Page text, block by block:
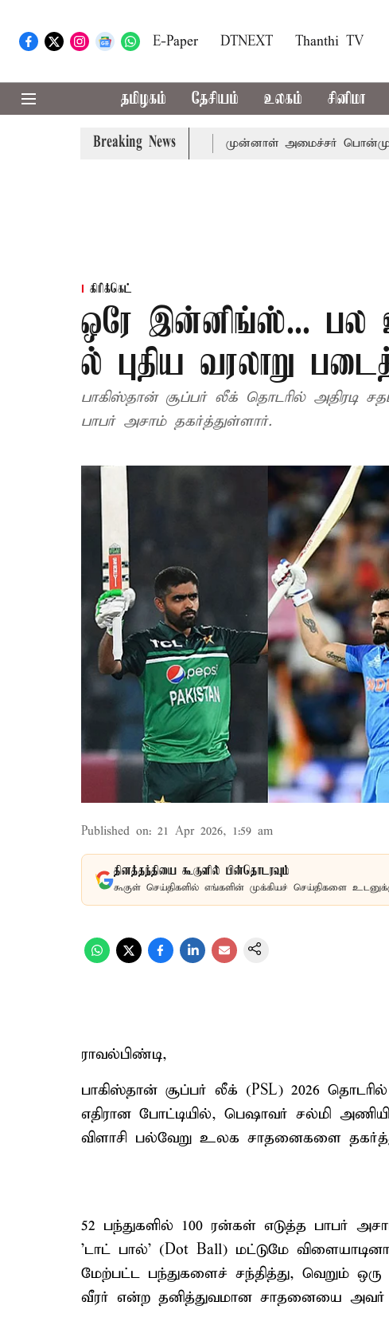
E-Paper DTNEXT Thanthi TV
தமிழகம் தேசியம் உலகம் சினிமா
Breaking News
அமைச்சர் விஜய் அழைப்பு முன்னாள் அமைச்சர் பொன்முடிக்கு
கிரிக்கெட்
ஒரே இன்னிங்ஸ்... பல
ல் புதிய வரலாறு
பாகிஸ்தான் சூப்பர் லீக் தொடரில் அதிரடி
பாபர் அசாம் தகர்த்துள்ளார்.
Published on: 21 Apr 2026, 1:59 am
தினத்தந்தியை கூகுளில் பின்தொடரவும்
கூகுள் செய்திகளில் எங்களின் முக்கியச் செய்திகளை
ராவல்பிண்டி,
பாகிஸ்தான் சூப்பர் லீக் (PSL) 2026
எதிரான போட்டியில், பெஷாவர் சல்மி
விளாசி பல்வேறு உலக சாதனைகளை
52 பந்துகளில் 100 ரன்கள் எடுத்த பாபர்
'டாட் பால்' (Dot Ball) மட்டுமே
மேற்பட்ட பந்துகளைச் சந்தித்து, வெறும்
வீரர் என்ற தனித்துவமான சாதனையை அவர்